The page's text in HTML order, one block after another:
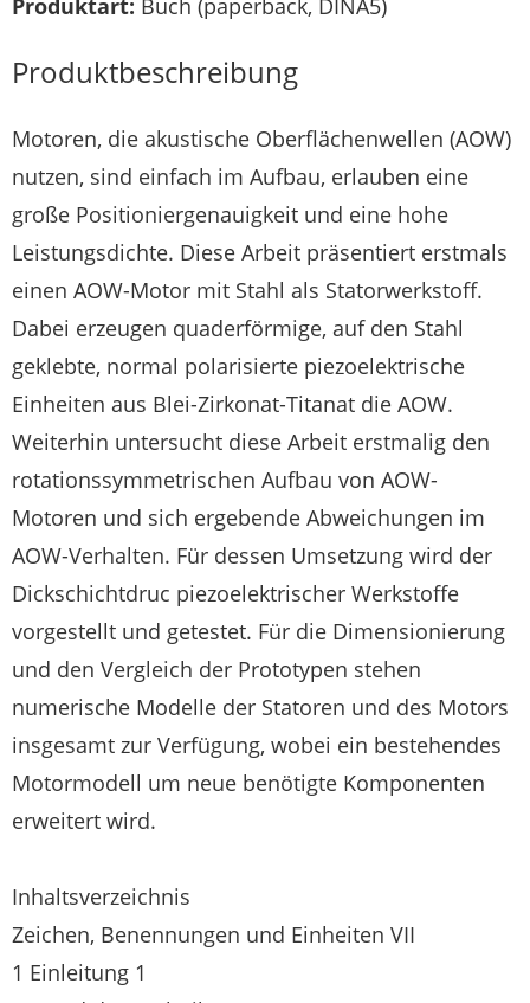
Produktart: Buch (paperback, DINA5)
Produktbeschreibung
Motoren, die akustische Oberflächenwellen (AOW)
nutzen, sind einfach im Aufbau, erlauben eine
große Positioniergenauigkeit und eine hohe
Leistungsdichte. Diese Arbeit präsentiert erstmals
einen AOW-Motor mit Stahl als Statorwerkstoff.
Dabei erzeugen quaderförmige, auf den Stahl
geklebte, normal polarisierte piezoelektrische
Einheiten aus Blei-Zirkonat-Titanat die AOW.
Weiterhin untersucht diese Arbeit erstmalig den
rotationssymmetrischen Aufbau von AOW-
Motoren und sich ergebende Abweichungen im
AOW-Verhalten. Für dessen Umsetzung wird der
Dickschichtdruc piezoelektrischer Werkstoffe
vorgestellt und getestet. Für die Dimensionierung
und den Vergleich der Prototypen stehen
numerische Modelle der Statoren und des Motors
insgesamt zur Verfügung, wobei ein bestehendes
Motormodell um neue benötigte Komponenten
erweitert wird.
Inhaltsverzeichnis
Zeichen, Benennungen und Einheiten VII
1 Einleitung 1